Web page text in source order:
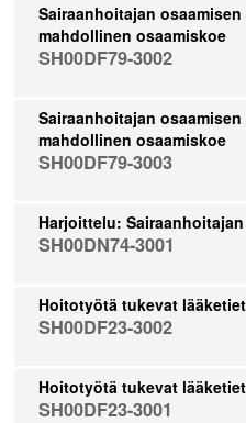
Sairaanhoitajan
mahdollinen osaamiskoe
SH00DF79-3002
Sairaanhoitajan
mahdollinen osaamiskoe
SH00DF79-3003
Harjoittelu:
SH00DN74-3001
Hoitotyötä tukevat
SH00DF23-3002
Hoitotyötä tukevat
SH00DF23-3001